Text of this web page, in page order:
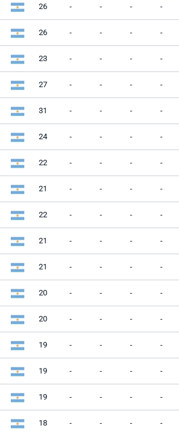
26 - - - -
26 - - - -
23 - - - -
27 - - - -
31 - - - -
24 - - - -
22 - - - -
21 - - - -
22 - - - -
21 - - - -
21 - - - -
20 - - - -
20 - - - -
19 - - - -
19 - - - -
19 - - - -
18 - - - -